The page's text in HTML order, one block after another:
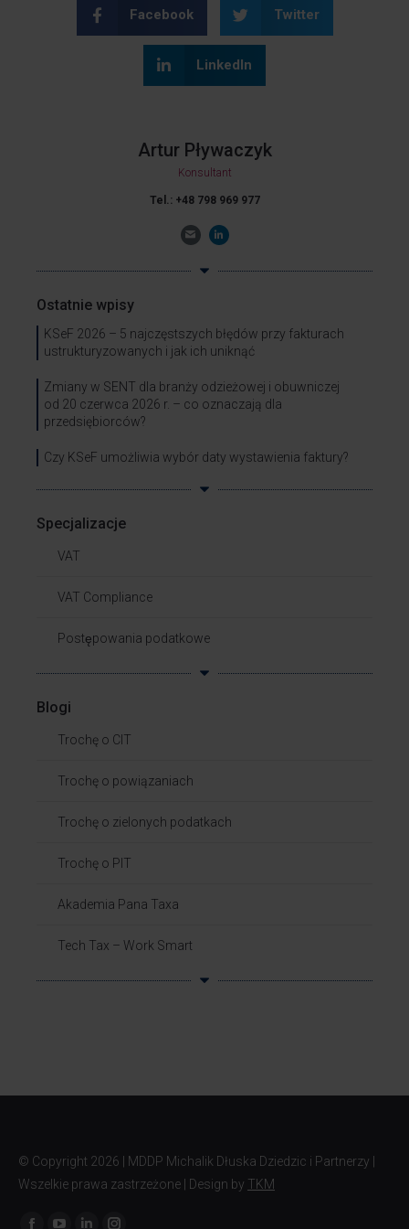
Facebook Twitter
LinkedIn
Artur Pływaczyk
Konsultant
Tel.: +48 798 969 977
Ostatnie wpisy
KSeF 2026 – 5 najczęstszych błędów przy fakturach
ustrukturyzowanych i jak ich uniknąć
Zmiany w SENT dla branży odzieżowej i obuwniczej
od 20 czerwca 2026 r. – co oznaczają dla
przedsiębiorców?
Czy KSeF umożliwia wybór daty wystawienia faktury?
Specjalizacje
VAT
VAT Compliance
Postępowania podatkowe
Blogi
Trochę o CIT
Trochę o powiązaniach​
Trochę o zielonych podatkach
Trochę o PIT
Akademia Pana Taxa
Tech Tax – Work Smart
© Copyright 2026 | MDDP Michalik Dłuska Dziedzic i Partnerzy |
Wszelkie prawa zastrzeżone | Design by TKM
Znajdź nas na: